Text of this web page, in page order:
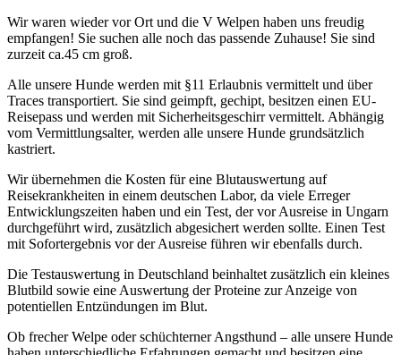
Wir waren wieder vor Ort und die V Welpen haben uns freudig
empfangen! Sie suchen alle noch das passende Zuhause! Sie sind
zurzeit ca.45 cm groß.
Alle unsere Hunde werden mit §11 Erlaubnis vermittelt und über
Traces transportiert. Sie sind geimpft, gechipt, besitzen einen EU-
Reisepass und werden mit Sicherheitsgeschirr vermittelt. Abhängig
vom Vermittlungsalter, werden alle unsere Hunde grundsätzlich
kastriert.
Wir übernehmen die Kosten für eine Blutauswertung auf
Reisekrankheiten in einem deutschen Labor, da viele Erreger
Entwicklungszeiten haben und ein Test, der vor Ausreise in Ungarn
durchgeführt wird, zusätzlich abgesichert werden sollte. Einen Test
mit Sofortergebnis vor der Ausreise führen wir ebenfalls durch.
Die Testauswertung in Deutschland beinhaltet zusätzlich ein kleines
Blutbild sowie eine Auswertung der Proteine zur Anzeige von
potentiellen Entzündungen im Blut.
Ob frecher Welpe oder schüchterner Angsthund – alle unsere Hunde